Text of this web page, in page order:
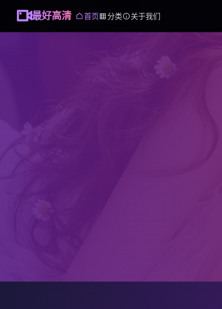
最好高清 首页 分类 关于我们